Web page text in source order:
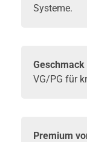
Systeme.
VG/PG für
Premium